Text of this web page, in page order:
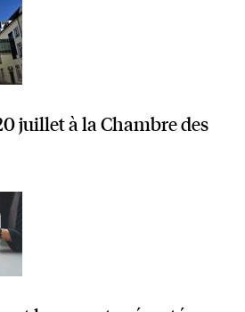
juillet à la Chambre des